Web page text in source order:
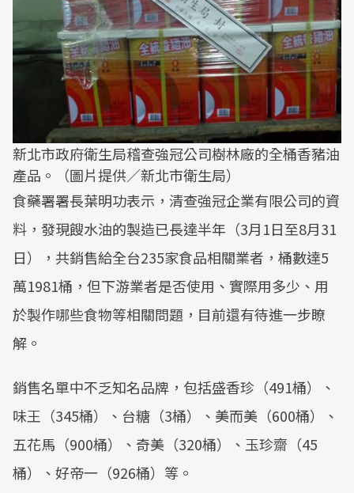
新北市政府衛生局稽查強冠公司樹林廠的全桶香豬油
產品。（圖片提供／新北市衛生局）
食藥署署長葉明功表示，清查強冠企業有限公司的資
料，發現餿水油的製造已長達半年（3月1日至8月31
日），共銷售給全台235家食品相關業者，桶數達5
萬1981桶，但下游業者是否使用、實際用多少、用
於製作哪些食物等相關問題，目前還有待進一步瞭
解。
銷售名單中不乏知名品牌，包括盛香珍（491桶）、
味王（345桶）、台糖（3桶）、美而美（600桶）、
五花馬（900桶）、奇美（320桶）、玉珍齋（45
桶）、好帝一（926桶）等。